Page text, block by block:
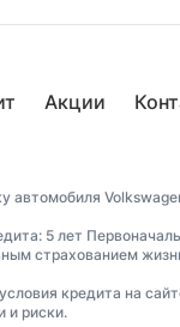
Акции
автомобиля
5 лет
страхованием
кредита на
и риски.